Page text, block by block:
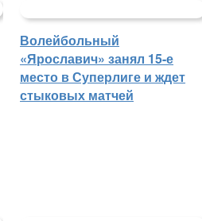
Волейбольный
«Ярославич» занял 15-е
место в Суперлиге и ждет
стыковых матчей